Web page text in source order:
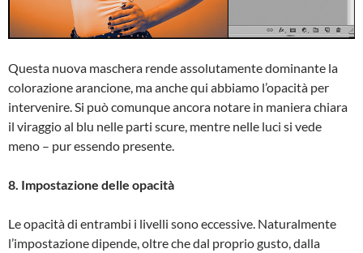
Questa nuova maschera rende assolutamente dominante la
colorazione arancione, ma anche qui abbiamo l’opacità per
intervenire. Si può comunque ancora notare in maniera chiara
il viraggio al blu nelle parti scure, mentre nelle luci si vede
meno – pur essendo presente.
8. Impostazione delle opacità
Le opacità di entrambi i livelli sono eccessive. Naturalmente
l’impostazione dipende, oltre che dal proprio gusto, dalla